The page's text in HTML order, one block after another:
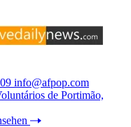
info@afpop.com
de Portimão,